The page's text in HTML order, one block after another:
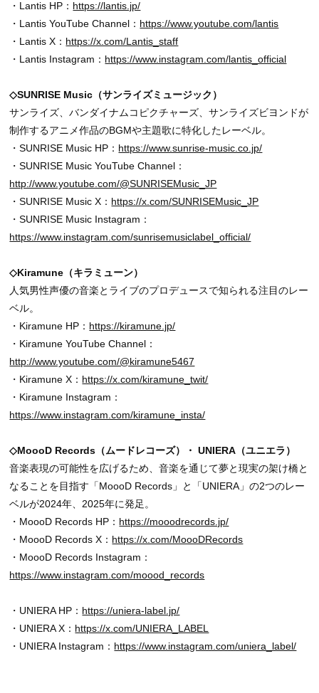
・Lantis HP： https://lantis.jp/
・Lantis YouTube Channel： https://www.youtube.com/lantis
・Lantis X： https://x.com/Lantis_staff
・Lantis Instagram： https://www.instagram.com/lantis_official
◇SUNRISE Music（サンライズミュージック）
サンライズ、バンダイナムコピクチャーズ、サンライズビヨンドが
制作するアニメ作品のBGMや主題歌に特化したレーベル。
・SUNRISE Music HP： https://www.sunrise-music.co.jp/
・SUNRISE Music YouTube Channel：
http://www.youtube.com/@SUNRISEMusic_JP
・SUNRISE Music X： https://x.com/SUNRISEMusic_JP
・SUNRISE Music Instagram：
https://www.instagram.com/sunrisemusiclabel_official/
◇Kiramune（キラミューン）
人気男性声優の音楽とライブのプロデュースで知られる注目のレー
ベル。
・Kiramune HP： https://kiramune.jp/
・Kiramune YouTube Channel：
http://www.youtube.com/@kiramune5467
・Kiramune X： https://x.com/kiramune_twit/
・Kiramune Instagram：
https://www.instagram.com/kiramune_insta/
◇MoooD Records（ムードレコーズ）・ UNIERA（ユニエラ）
音楽表現の可能性を広げるため、音楽を通じて夢と現実の架け橋と
なることを目指す「MoooD Records」と「UNIERA」の2つのレー
ベルが2024年、2025年に発足。
・MoooD Records HP： https://mooodrecords.jp/
・MoooD Records X： https://x.com/MoooDRecords
・MoooD Records Instagram：
https://www.instagram.com/moood_records
・UNIERA HP： https://uniera-label.jp/
・UNIERA X： https://x.com/UNIERA_LABEL
・UNIERA Instagram： https://www.instagram.com/uniera_label/